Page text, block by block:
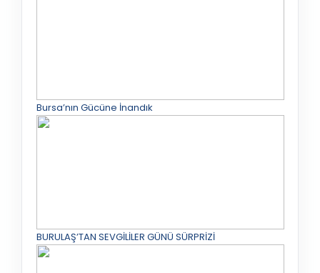
Bursa’nın Gücüne İnandık
BURULAŞ’TAN SEVGİLİLER GÜNÜ SÜRPRİZİ